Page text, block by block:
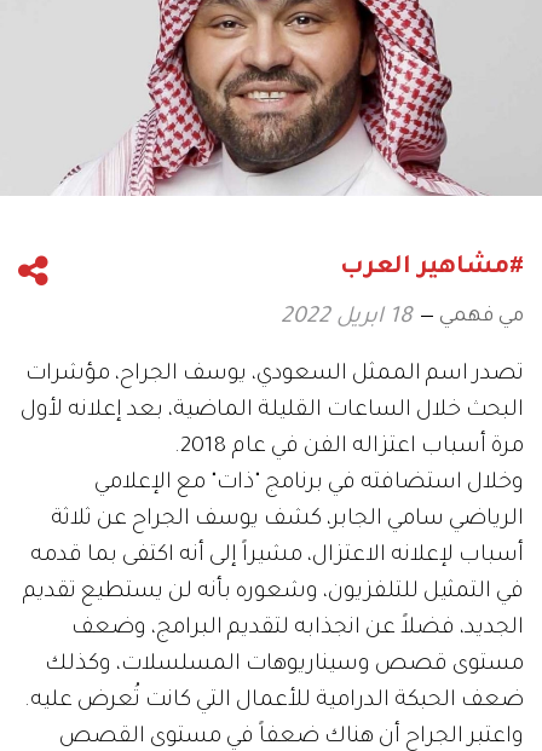
#مشاهير العرب
مي فهمي 18 ابريل 2022
تصدر اسم الممثل السعودي، يوسف الجراح، مؤشرات
البحث خلال الساعات القليلة الماضية، بعد إعلانه لأول
مرة أسباب اعتزاله الفن في عام 2018.
وخلال استضافته في برنامج "ذات" مع الإعلامي
الرياضي سامي الجابر، كشف يوسف الجراح عن ثلاثة
أسباب لإعلانه الاعتزال، مشيراً إلى أنه اكتفى بما قدمه
في التمثيل للتلفزيون، وشعوره بأنه لن يستطيع تقديم
الجديد، فضلاً عن انجذابه لتقديم البرامج، وضعف
مستوى قصص وسيناريوهات المسلسلات، وكذلك
ضعف الحبكة الدرامية للأعمال التي كانت تُعرض عليه.
واعتبر الجراح أن هناك ضعفاً في مستوى القصص